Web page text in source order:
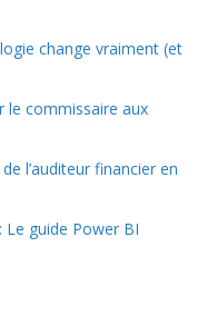
change vraiment (et
le commissaire aux
l’auditeur financier en
guide Power BI